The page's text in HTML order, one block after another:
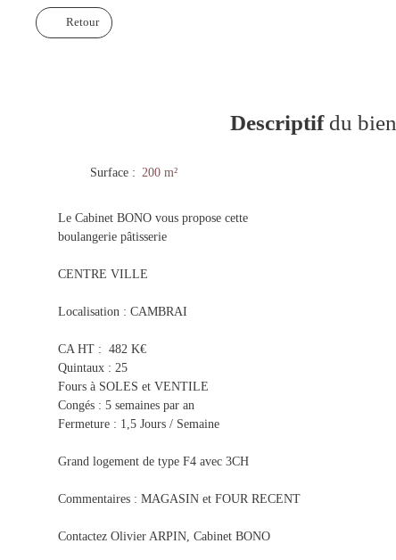
Retour
Descriptifdu bien
Surface : 200 m²
Le Cabinet BONO vous propose cette
boulangerie pâtisserie
CENTRE VILLE
Localisation : CAMBRAI
CA HT : 482 K€
Quintaux : 25
Fours à SOLES et VENTILE
Congés : 5 semaines par an
Fermeture : 1,5 Jours / Semaine
Grand logement de type F4 avec 3CH
Commentaires : MAGASIN et FOUR RECENT
Contactez Olivier ARPIN, Cabinet BONO